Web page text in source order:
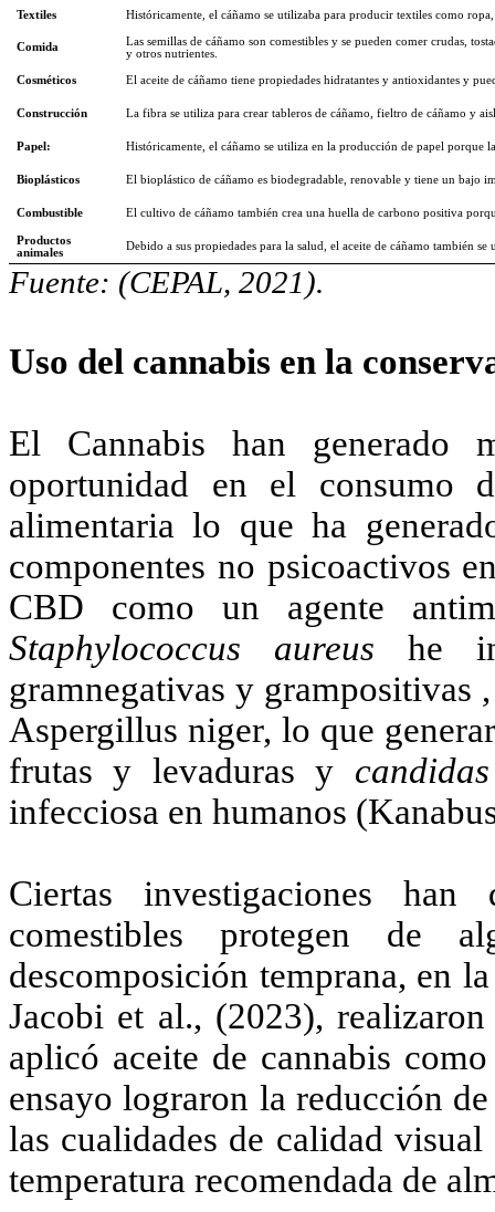
Textiles
Históricamente, el cáñamo se utilizaba para producir textiles como ropa,
Comida
Las semillas de cáñamo son comestibles y se pueden comer crudas,
y otros nutrientes.
Cosméticos El aceite de cáñamo tiene propiedades hidratantes y antioxidantes y
Construcción La fibra se utiliza para crear tableros de cáñamo, fieltro de cáñamo y
Papel: Históricamente, el cáñamo se utiliza en la producción de papel porque
Bioplásticos El bioplástico de cáñamo es biodegradable, renovable y tiene un bajo
Combustible El cultivo de cáñamo también crea una huella de carbono positiva
Productos
animales
Debido a sus propiedades para la salud, el aceite de cáñamo también
Fuente: (CEPAL, 2021).
Uso del cannabis en la
El Cannabis han generado
oportunidad en el consumo
alimentaria lo que ha
componentes no psicoactivos
CBD como un agente
Staphylococcus aureus he
gramnegativas y grampositivas
Aspergillus niger, lo que
frutas y levaduras y
infecciosa en humanos
Ciertas investigaciones han
comestibles protegen de
descomposición temprana, en
Jacobi et al., (2023),
aplicó aceite de cannabis
ensayo lograron la reducción
las cualidades de calidad
temperatura recomendada de